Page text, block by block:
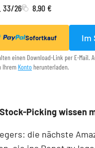
33/26 8,90 €
Sofortkauf Im
einen Download-Link per E-Mail.
Ihrem Konto herunterladen.
Picking wissen
die nächste